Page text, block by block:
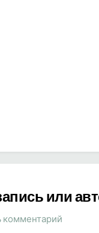
или
комментарий